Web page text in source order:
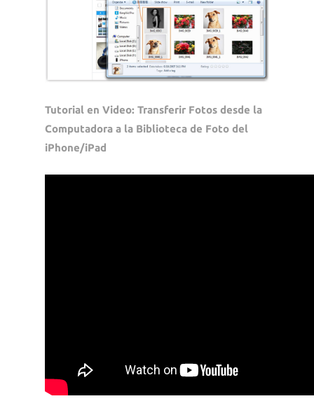
Tutorial en Video: Transferir Fotos desde la
Computadora a la Biblioteca de Foto del
iPhone/iPad